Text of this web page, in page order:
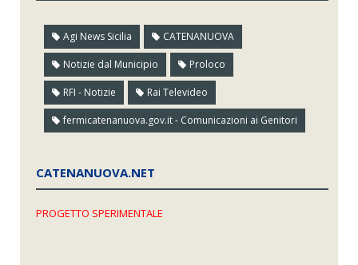
Agi News Sicilia CATENANUOVA
Notizie dal Municipio Proloco
RFI - Notizie Rai Televideo
fermicatenanuova.gov.it - Comunicazioni ai Genitori
CATENANUOVA.NET
PROGETTO SPERIMENTALE